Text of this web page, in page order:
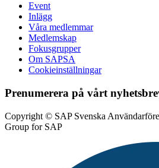
Event
Inlägg
Våra medlemmar
Medlemskap
Fokusgrupper
Om SAPSA
Cookieinställningar
Prenumerera på vårt
Copyright © SAP Svenska
Group for SAP